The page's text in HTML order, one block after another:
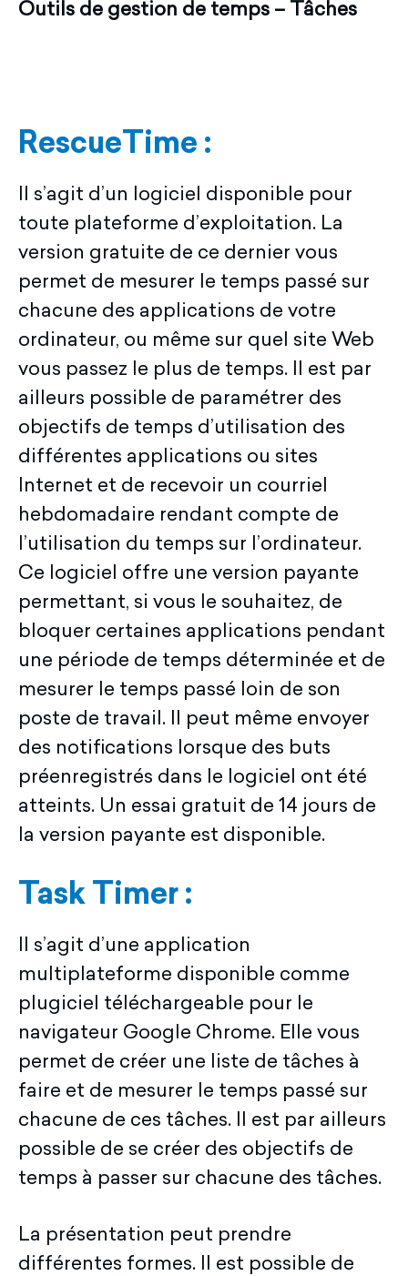
Outils de gestion de temps – Tâches
RescueTime :
Il s’agit d’un logiciel disponible pour
toute plateforme d’exploitation. La
version gratuite de ce dernier vous
permet de mesurer le temps passé sur
chacune des applications de votre
ordinateur, ou même sur quel site Web
vous passez le plus de temps. Il est par
ailleurs possible de paramétrer des
objectifs de temps d’utilisation des
différentes applications ou sites
Internet et de recevoir un courriel
hebdomadaire rendant compte de
l’utilisation du temps sur l’ordinateur.
Ce logiciel offre une version payante
permettant, si vous le souhaitez, de
bloquer certaines applications pendant
une période de temps déterminée et de
mesurer le temps passé loin de son
poste de travail. Il peut même envoyer
des notifications lorsque des buts
préenregistrés dans le logiciel ont été
atteints. Un essai gratuit de 14 jours de
la version payante est disponible.
Task Timer :
Il s’agit d’une application
multiplateforme disponible comme
plugiciel téléchargeable pour le
navigateur Google Chrome. Elle vous
permet de créer une liste de tâches à
faire et de mesurer le temps passé sur
chacune de ces tâches. Il est par ailleurs
possible de se créer des objectifs de
temps à passer sur chacune des tâches.
La présentation peut prendre
différentes formes. Il est possible de